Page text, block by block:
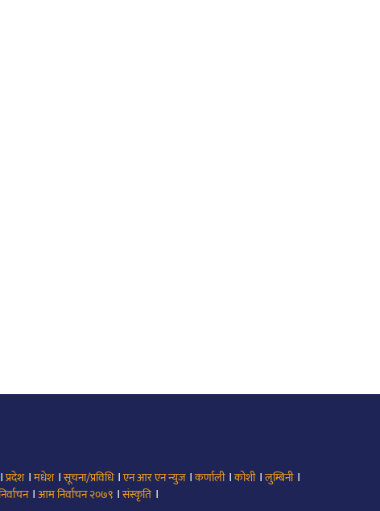
प्रदेश।मधेश।सूचना/प्रविधि।एन आर एन न्युज।कर्णाली।कोशी।लुम्बिनी।
।आम निर्वाचन २०७९ ।संस्कृति ।